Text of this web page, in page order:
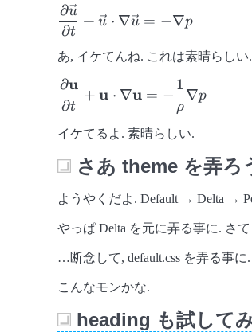
\displaystyle{\frac{\partial
\vec{u}}{\partial t} +
\vec{u} \cdot \nabla
\vec{u} = -\nabla p}
∂t
∂u
+ u ⋅ ∇u = −∇p
あ, イケてんね. これは素晴らし
\displaystyle{\frac{\partial
\mathbf{u}}{\partial t} +
= -\frac{1}{\rho}\nabla{p}}
∂t
∂u
+ u ⋅ ∇u = −
ρ
1
∇p
イケてるよ. 素晴らしい.
さあ theme を弄ろ
ようやくだよ. Default → Delta →
やっぱ Delta を元に弄る事に. さ
…断念して, default.css を弄る事に.
こんなモンかな.
heading も試して